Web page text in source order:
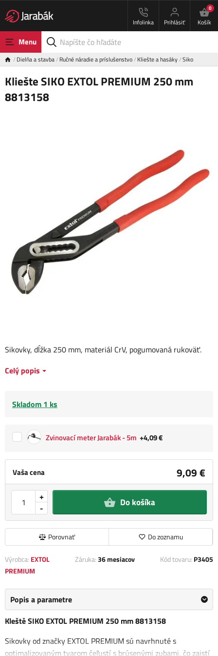
Infolinka Prihlásiť
0
Košík
Menu
Dielňa a stavba Ručné náradie a príslušenstvo Kliešte a hasáky Siko
Kliešte SIKO EXTOL PREMIUM 250 mm
8813158
Vaša cena 9,09 €
-
+ Do košíka
Porovnať Do zoznamu
Sikovky, dĺžka 250 mm, materiál CrV, pogumovaná rukoväť.
Celý popis
Skladom 1 ks
Zvinovací meter Jarabák - 5m +4,09 €
Výrobca: EXTOL
PREMIUM
Záruka:36 mesiacov Kód tovaru: P3405
Popis a parametre
Kleště SIKO EXTOL PREMIUM 250 mm 8813158
Sikovky od značky EXTOL PREMIUM sú navrhnuté s
optimalizovaným tvarom čeľustí s brúsenými zubami, čo zaistí